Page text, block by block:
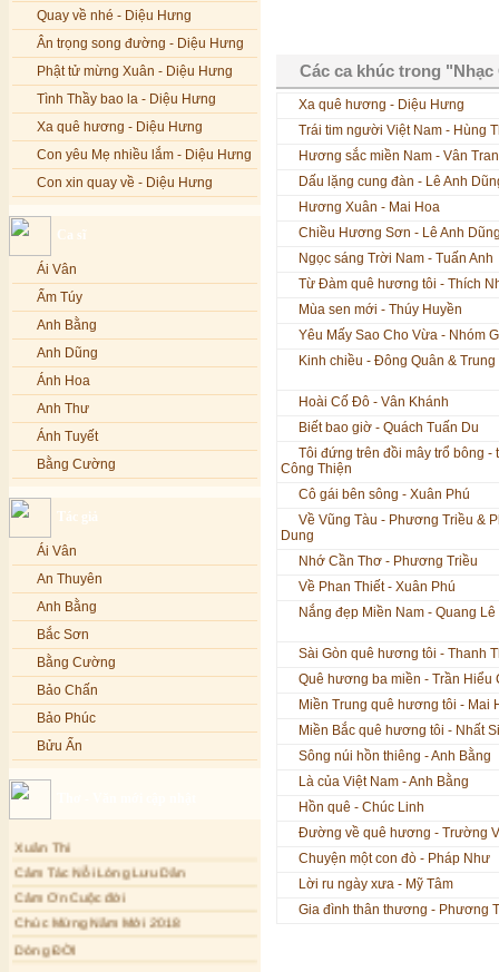
Quay về nhé - Diệu Hưng
Ân trọng song đường - Diệu Hưng
Phật tử mừng Xuân - Diệu Hưng
Tình Thầy bao la - Diệu Hưng
Xa quê hương - Diệu Hưng
Con yêu Mẹ nhiều lắm - Diệu Hưng
Con xin quay về - Diệu Hưng
Nếu xa Phật - Diệu Hưng
Tình Lam - Kim Khánh & Hoàng
Vĩnh
Xin cho con niềm tin - Kim Linh
Quán Âm Mẹ hiền - Kim Linh
Nhạc niệm Nam Mô A Di Đà Phật -
Kim Linh
Mẹ Từ Bi - Kim Linh
12 Lời nguyện của Bồ tát Quán Thế
Âm - Kim Linh
Lạy Phật Dược Sư - Kim Linh
Diệu Pháp Liên Hoa - Kim Linh
Ca sĩ
Ái Vân
Ẩm Túy
Anh Bằng
Anh Dũng
Ánh Hoa
Anh Thư
Ánh Tuyết
Bằng Cường
Bảo Yến
Bảo Yến và Khắc Dũng
Bé Minh Tú
Bé Phương Anh
Bé Xuân Mai
Bích Hồng
Bích Phượng
Bích Thảo
Bích Tuyền
Cẩm Vân
Cao Duy
Cao Minh
Châu Khánh Hà
Tác giả
Ái Vân
An Thuyên
Anh Bằng
Bắc Sơn
Bằng Cường
Bảo Chấn
Bảo Phúc
Bửu Ấn
Chúc Hiếu
Chúc Linh
Chung Quân
Chương Đức
Xuân Thi
Cảm Tác Nỗi Lòng Lưu Dân
Cảm Ơn Cuộc đời
Chúc Mừng Năm Mới 2018
Dòng ĐỜI
Các ca khúc trong
Xa quê hương - Diệu Hưng
Trái tim người Việt Nam - Hùng
Hương sắc miền Nam - Vân
Dấu lặng cung đàn - Lê Anh
Hương Xuân - Mai Hoa
Chiều Hương Sơn - Lê Anh
Ngọc sáng Trời Nam - Tuấn Anh
Từ Đàm quê hương tôi - Thích
Mùa sen mới - Thúy Huyền
Yêu Mấy Sao Cho Vừa - Nhóm
Kinh chiều - Đông Quân & Trung
Hoài Cố Đô - Vân Khánh
Biết bao giờ - Quách Tuấn Du
Tôi đứng trên đồi mây trổ bông -
Công Thiện
Cô gái bên sông - Xuân Phú
Về Vũng Tàu - Phương Triều &
Dung
Nhớ Cần Thơ - Phương Triều
Về Phan Thiết - Xuân Phú
Nắng đẹp Miền Nam - Quang Lê
Sài Gòn quê hương tôi - Thanh
Quê hương ba miền - Trần Hiểu
Miền Trung quê hương tôi - Mai
Miền Bắc quê hương tôi - Nhất
Sông núi hồn thiêng - Anh Bằng
Là của Việt Nam - Anh Bằng
Hồn quê - Chúc Linh
Đường về quê hương - Trường
Chuyện một con đò - Pháp Như
Lời ru ngày xưa - Mỹ Tâm
Gia đình thân thương - Phương